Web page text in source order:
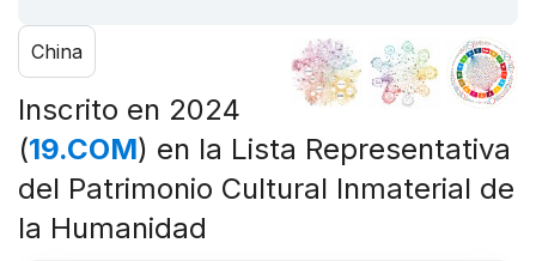
China
Inscrito en 2024
(19.COM) en la Lista Representativa
del Patrimonio Cultural Inmaterial de
la Humanidad